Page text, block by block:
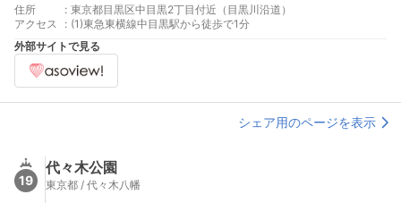
住所 : 東京都目黒区中目黒2丁目付近（目黒川沿道）
アクセス
: (1)東急東横線中目黒駅から徒歩で1分
外部サイトで見る
シェア用のページを表示
19
代々木公園
東京都 / 代々木八幡